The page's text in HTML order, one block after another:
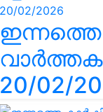
20/02/